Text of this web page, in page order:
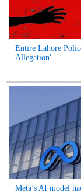
Entire Lahore
Allegation'...
Meta’s AI model